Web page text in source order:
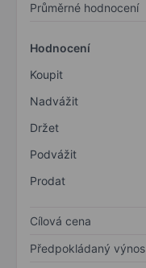
Průměrné hodnocení
Hodnocení
Koupit
Nadvážit
Držet
Podvážit
Prodat
Cílová cena
Předpokládaný výnos